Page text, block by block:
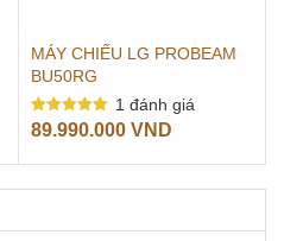
MÁY CHIẾU LG PROBEAM
BU50RG
Được xếp
hạng
5 sao
1 đánh giá
89.990.000 VND